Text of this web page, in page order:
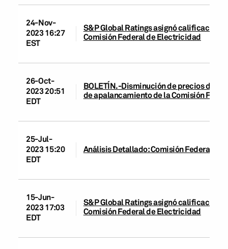
24-Nov-
2023 16:27
EST
S&P Global Ratings asignó
Comisión Federal de Electricidad
26-Oct-
2023 20:51
EDT
BOLETÍN.-Disminución de precios del
de apalancamiento de la Comisión
25-Jul-
2023 15:20
EDT
Análisis Detallado: Comisión Federal de
15-Jun-
2023 17:03
EDT
S&P Global Ratings asignó
Comisión Federal de Electricidad